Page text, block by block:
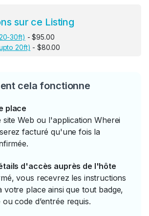
sur ce Listing
30ft) - $95.00
20ft) - $80.00
cela fonctionne
place
site Web ou l'application Wherei
facturé qu'une fois la
d'accès auprès de l'hôte
vous recevrez les instructions
votre place ainsi que tout badge,
code d’entrée requis.